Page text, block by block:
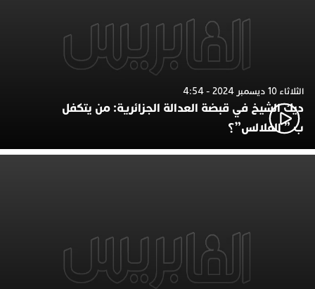
الثلاثاء 10 ديسمبر 2024 - 4:54
ديك الشيخ في قبضة العدالة الجزائرية: من يتكفل
ب ” الفلالس”؟